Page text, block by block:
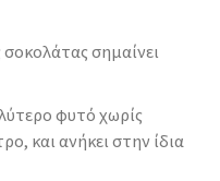
σημαίνει
φυτό χωρίς
και ανήκει στην ίδια